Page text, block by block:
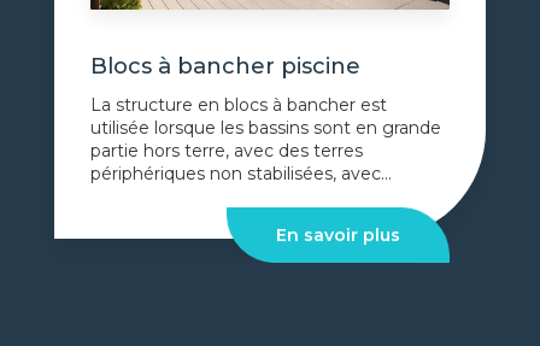
Blocs à bancher piscine
La structure en blocs à bancher est
utilisée lorsque les bassins sont en grande
partie hors terre, avec des terres
périphériques non stabilisées, avec...
En savoir plus